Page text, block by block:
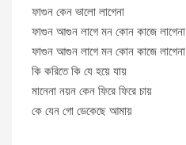
ফাগুন কেন ভালো লাগেনা
ফাগুন আগুন লাগে মন কোন কাজে লাগেনা
ফাগুন আগুন লাগে মন কোন কাজে লাগেনা
কি করিতে কি যে হয়ে যায়
মানেনা নয়ন কেন ফিরে ফিরে চায়
কে যেন গো ডেকেছে আমায়